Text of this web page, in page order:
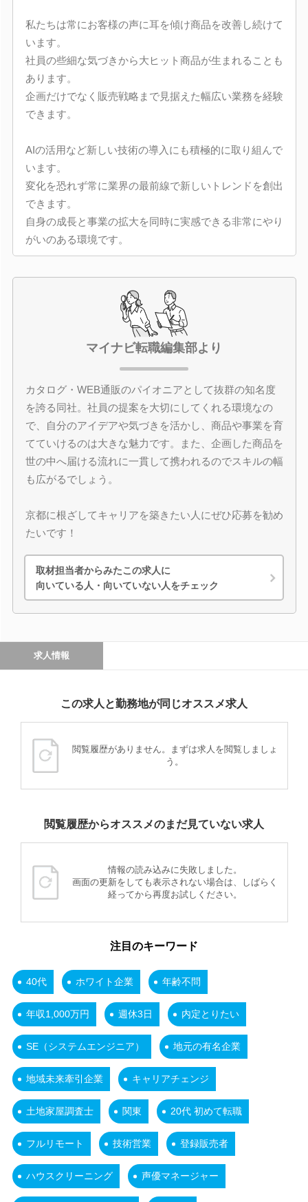
私たちは常にお客様の声に耳を傾け商品を改善し続けて
います。
社員の些細な気づきから大ヒット商品が生まれることも
あります。
企画だけでなく販売戦略まで見据えた幅広い業務を経験
できます。
AIの活用など新しい技術の導入にも積極的に取り組んで
います。
変化を恐れず常に業界の最前線で新しいトレンドを創出
できます。
自身の成長と事業の拡大を同時に実感できる非常にやり
がいのある環境です。
マイナビ転職編集部より
カタログ・WEB通販のパイオニアとして抜群の知名度
を誇る同社。社員の提案を大切にしてくれる環境なの
で、自分のアイデアや気づきを活かし、商品や事業を育
てていけるのは大きな魅力です。また、企画した商品を
世の中へ届ける流れに一貫して携われるのでスキルの幅
も広がるでしょう。
京都に根ざしてキャリアを築きたい人にぜひ応募を勧め
たいです！
取材担当者からみたこの求人に
向いている人・向いていない人をチェック
求人情報
この求人と勤務地が同じオススメ求人
閲覧履歴がありません。まずは求人を閲覧しましょ
う。
閲覧履歴からオススメのまだ見ていない求人
情報の読み込みに失敗しました。
画面の更新をしても表示されない場合は、しばらく
経ってから再度お試しください。
注目のキーワード
40代 ホワイト企業 年齢不問
年収1,000万円 週休3日 内定とりたい
SE（システムエンジニア） 地元の有名企業
地域未来牽引企業 キャリアチェンジ
土地家屋調査士 関東 20代 初めて転職
フルリモート 技術営業 登録販売者
ハウスクリーニング 声優マネージャー